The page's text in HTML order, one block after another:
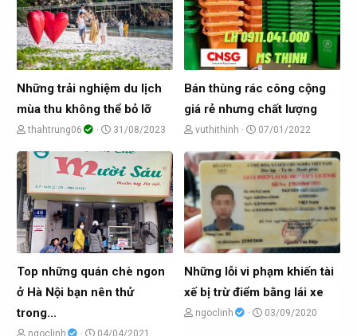
Những trải nghiệm du lịch
mùa thu không thể bỏ lỡ
C
h
đ
ề
t
ạ
o
b
ở
thahtrung06
N
g
à
g
ử
i
31/08/2023
Bán thùng rác công cộng
giá rẻ nhưng chất lượng
C
h
ủ
đ
ề
t
ạ
o
b
ở
vuthithinh
N
g
à
y
g
i
07/01/2022
Top những quán chè ngon
ở Hà Nội bạn nên thử
trong...
C
ngoclinh
N
04/04/2021
Những lỗi vi phạm khiến tài
xế bị trừ điểm bằng lái xe
C
ngoclinh
N
03/09/2020